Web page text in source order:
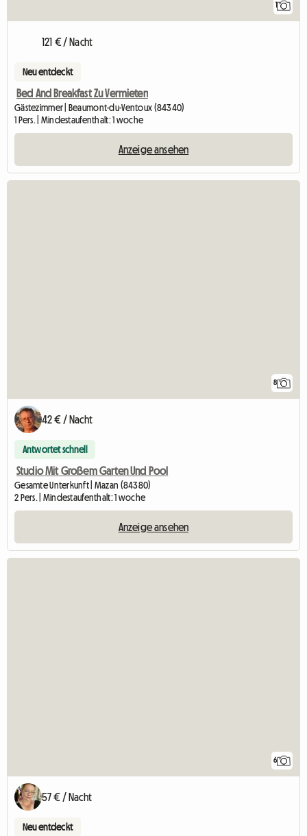
1
121 € / Nacht
Neu entdeckt
Bed And Breakfast Zu Vermieten
Gästezimmer | Beaumont-du-Ventoux (84340)
1 Pers. | Mindestaufenthalt: 1 woche
Anzeige ansehen
8
42 € / Nacht
Antwortet schnell
Studio Mit Großem Garten Und Pool
Gesamte Unterkunft | Mazan (84380)
2 Pers. | Mindestaufenthalt: 1 woche
Anzeige ansehen
6
57 € / Nacht
Neu entdeckt